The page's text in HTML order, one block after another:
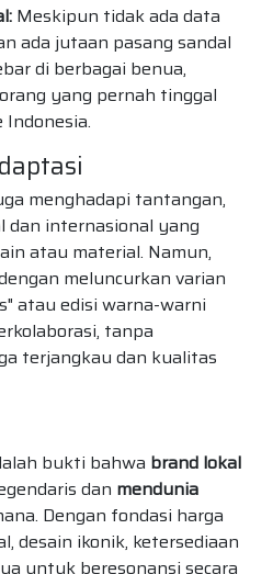
Meskipun tidak ada data
ada jutaan pasang sandal
di berbagai benua,
yang pernah tinggal
menghadapi tantangan,
dan internasional yang
atau material. Namun,
meluncurkan varian
atau edisi warna-warni
tanpa
terjangkau dan kualitas
bukti bahwa brand lokal
dan mendunia
Dengan fondasi harga
desain ikonik, ketersediaan
untuk beresonansi secara